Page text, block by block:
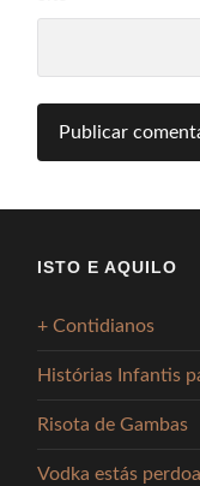
ISTO E AQUILO
+ Contidianos
Histórias Infantis
Risota de Gambas
Vodka estás